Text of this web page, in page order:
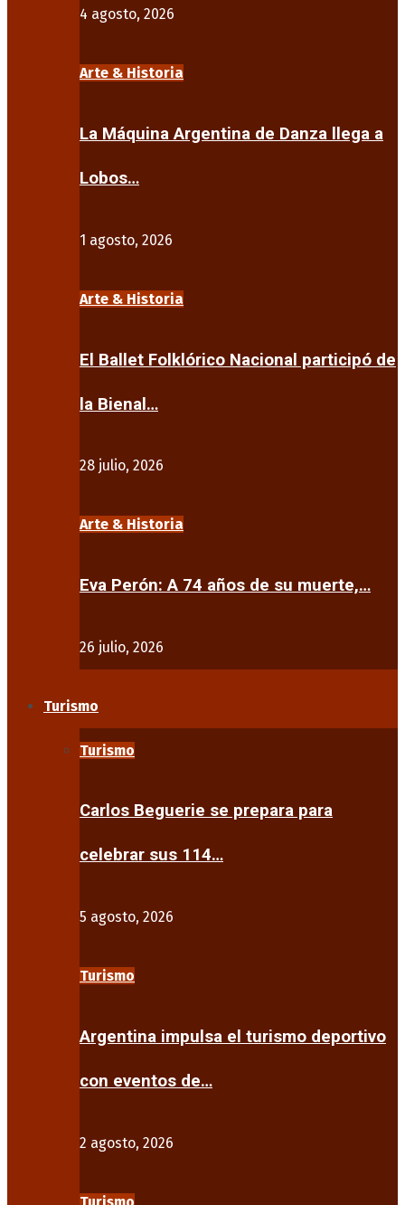
4 agosto, 2026
Arte & Historia
La Máquina Argentina de Danza llega a
Lobos…
1 agosto, 2026
Arte & Historia
El Ballet Folklórico Nacional participó de
la Bienal…
28 julio, 2026
Arte & Historia
Eva Perón: A 74 años de su muerte,…
26 julio, 2026
Turismo
Turismo
Carlos Beguerie se prepara para
celebrar sus 114…
5 agosto, 2026
Turismo
Argentina impulsa el turismo deportivo
con eventos de…
2 agosto, 2026
Turismo